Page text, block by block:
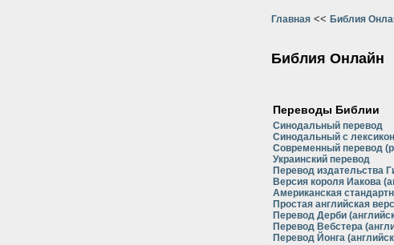
Главная << Библия
Библия Онлайн
Переводы Библии
Синодальный перевод
Синодальный с
Современный перевод
Украинский перевод
Перевод издательства
Версия короля Иакова
Американская
Простая английская
Перевод Дерби
Перевод Вебстера
Перевод Йонга